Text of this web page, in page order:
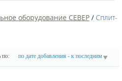
оборудование СЕВЕР / Сплит-
по: по дате добавления - к последним